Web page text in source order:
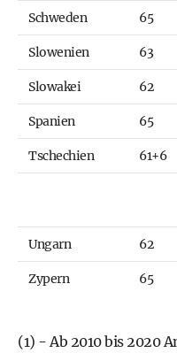
Schweden 65
Slowenien 63
Slowakei 62
Spanien 65
Tschechien 61+6
Ungarn 62
Zypern 65
(1) - Ab 2010 bis 2020